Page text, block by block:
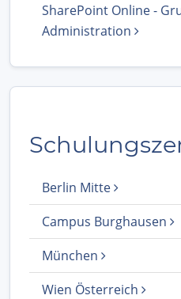
SharePoint Online -
Administration
Berlin Mitte
Campus Burghausen
München
Wien Österreich